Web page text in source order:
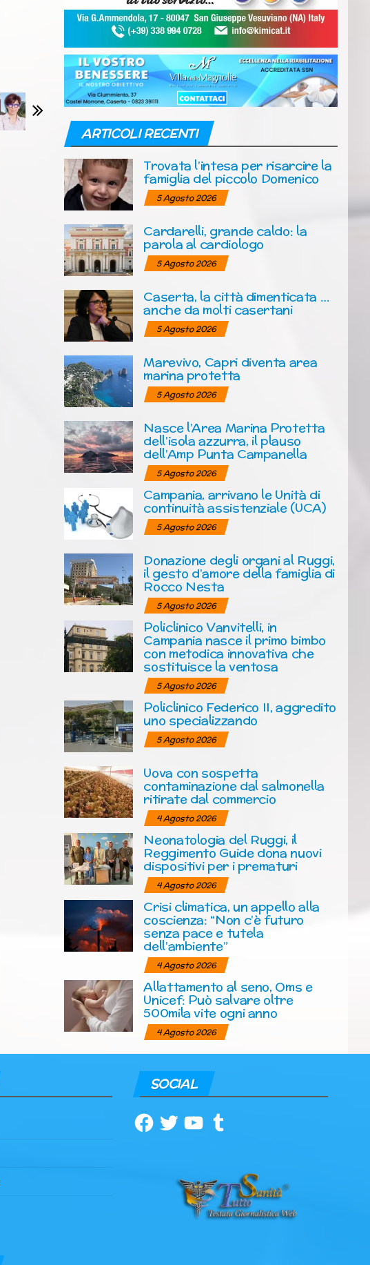
ARTICOLI RECENTI
Trovata l’intesa per risarcire la
famiglia del piccolo Domenico
5 Agosto 2026
Cardarelli, grande caldo: la
parola al cardiologo
5 Agosto 2026
Caserta, la città dimenticata …
anche da molti casertani
5 Agosto 2026
Marevivo, Capri diventa area
marina protetta
5 Agosto 2026
Nasce l’Area Marina Protetta
dell’isola azzurra, il plauso
dell’Amp Punta Campanella
5 Agosto 2026
Campania, arrivano le Unità di
continuità assistenziale (UCA)
5 Agosto 2026
Donazione degli organi al Ruggi,
il gesto d’amore della famiglia di
Rocco Nesta
5 Agosto 2026
Policlinico Vanvitelli, in
Campania nasce il primo bimbo
con metodica innovativa che
sostituisce la ventosa
5 Agosto 2026
Policlinico Federico II, aggredito
uno specializzando
5 Agosto 2026
Uova con sospetta
contaminazione dal salmonella
ritirate dal commercio
4 Agosto 2026
Neonatologia del Ruggi, il
Reggimento Guide dona nuovi
dispositivi per i prematuri
4 Agosto 2026
Crisi climatica, un appello alla
coscienza: “Non c’è futuro
senza pace e tutela
dell’ambiente”
4 Agosto 2026
Allattamento al seno, Oms e
Unicef: Può salvare oltre
500mila vite ogni anno
4 Agosto 2026
SOCIAL
Facebook
TwitterYouTubeTumblr